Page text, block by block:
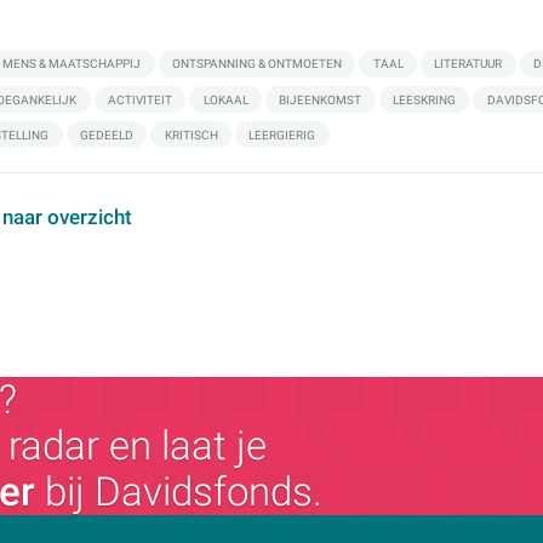
MENS & MAATSCHAPPIJ ONTSPANNING & ONTMOETEN TAAL LITERATUUR
ACTIVITEIT LOKAAL BIJEENKOMST LEESKRING
GEDEELD KRITISCH LEERGIERIG
overzicht
en laat je
bij Davidsfonds.